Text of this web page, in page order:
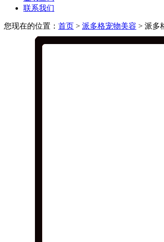
联系我们
您现在的位置： 首页 > 派多格宠物美容 > 派多